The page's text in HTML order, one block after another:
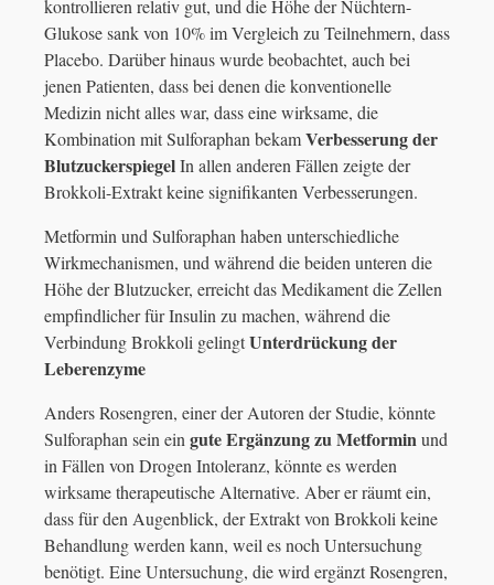
kontrollieren relativ gut, und die Höhe der Nüchtern-
Glukose sank von 10% im Vergleich zu Teilnehmern, dass
Placebo. Darüber hinaus wurde beobachtet, auch bei
jenen Patienten, dass bei denen die konventionelle
Medizin nicht alles war, dass eine wirksame, die
Kombination mit Sulforaphan bekamVerbesserung der
BlutzuckerspiegelIn allen anderen Fällen zeigte der
Brokkoli-Extrakt keine signifikanten Verbesserungen.
Metformin und Sulforaphan haben unterschiedliche
Wirkmechanismen, und während die beiden unteren die
Höhe der Blutzucker, erreicht das Medikament die Zellen
empfindlicher für Insulin zu machen, während die
Verbindung Brokkoli gelingtUnterdrückung der
Leberenzyme
Anders Rosengren, einer der Autoren der Studie, könnte
Sulforaphan sein eingute Ergänzung zu Metforminund
in Fällen von Drogen Intoleranz, könnte es werden
wirksame therapeutische Alternative. Aber er räumt ein,
dass für den Augenblick, der Extrakt von Brokkoli keine
Behandlung werden kann, weil es noch Untersuchung
benötigt. Eine Untersuchung, die wird ergänzt Rosengren,